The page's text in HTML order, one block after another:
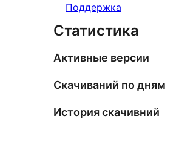
Поддержка
Статистика
Активные версии
Скачиваний по дням
История скачивний